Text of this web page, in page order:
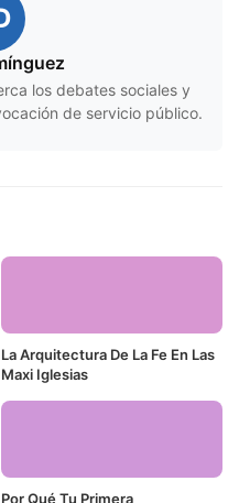
los debates sociales y
de servicio público.
La Arquitectura De La Fe En Las
Maxi Iglesias
Por Qué Tu Primera